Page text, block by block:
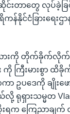
းတာတွေ လုပ်ခဲ့ခ
န်နိုင်ငံခြားရေး
ယားကို တိုက်ခိုက်လို
ကို ကြီးမားစွာ ထိ
ဥပဒေကို ချိုးဖေ
ရှားသမ္မတ
စိုးရက ကြေညာချ